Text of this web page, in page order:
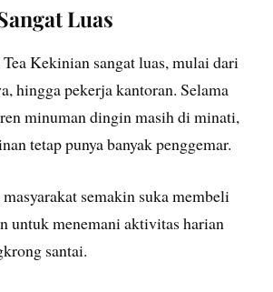
Luas
Kekinian sangat luas, mulai dari
hingga pekerja kantoran. Selama
minuman dingin masih di minati,
tetap punya banyak penggemar.
semakin suka membeli
untuk menemani aktivitas harian
santai.